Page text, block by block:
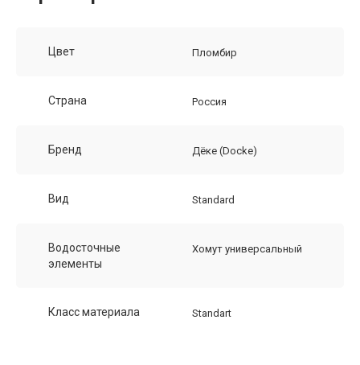
Цвет Пломбир
Страна Россия
Бренд Дёке (Docke)
Вид Standard
Водосточные
элементы
Хомут универсальный
Класс материала Standart